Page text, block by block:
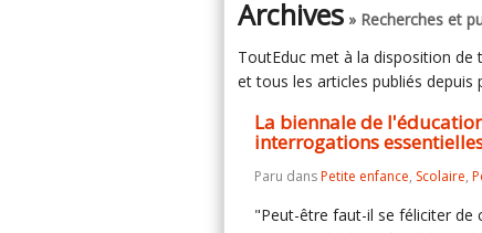
Archives » Recherches et
ToutEduc met à la disposition de
et tous les articles publiés depuis
La biennale de
interrogations
Paru dansPetite enfance, Scolaire,
"Peut-être faut-il se féliciter de